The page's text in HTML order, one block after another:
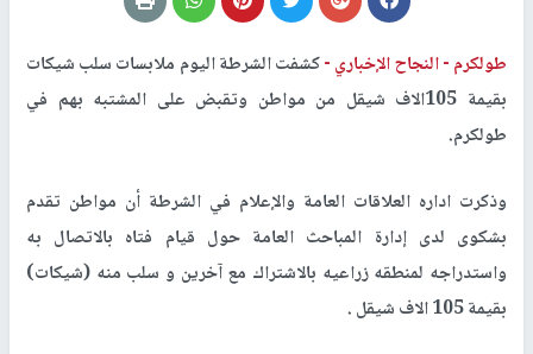
طولكرم -النجاح الإخباري -كشفت الشرطة اليوم ملابسات سلب شيكات
بقيمة 105الاف شيقل من مواطن وتقبض على المشتبه بهم في
طولكرم.
وذكرت اداره العلاقات العامة والإعلام في الشرطة أن مواطن تقدم
بشكوى لدى إدارة المباحث العامة حول قيام فتاه بالاتصال به
واستدراجه لمنطقه زراعيه بالاشتراك مع آخرين و سلب منه (شيكات)
بقيمة 105 الاف شيقل .